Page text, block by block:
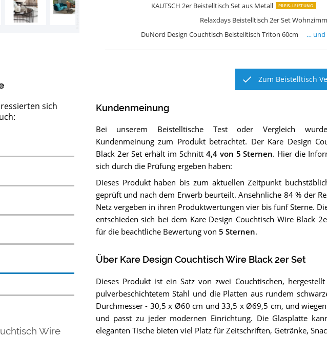
sich
Wire
KAUTSCH 2er Beistelltisch Set aus Metall PREIS-LEISTUNG
Relaxdays Beistelltisch 2er Set
DuNord Design Couchtisch Beistelltisch Triton 60cm … und
Zum Beistelltisch
Kundenmeinung
Bei unserem Beistelltische Test oder Vergleich
Kundenmeinung zum Produkt betrachtet. Der Kare Design
Black 2er Set erhält im Schnitt 4,4von 5 Sternen. Hier die
sich durch die Prüfung ergeben haben:
Dieses Produkt haben bis zum aktuellen Zeitpunkt
geprüft und nach dem Erwerb beurteilt. Ansehnliche 84 % der
Netz vergeben in ihren Produktwertungen vier bis fünf Sterne.
entschieden sich bei dem Kare Design Couchtisch Wire Black
für die beachtliche Bewertung von 5 Sternen.
Über Kare Design Couchtisch Wire Black 2er Set
Dieses Produkt ist ein Satz von zwei Couchtischen,
pulverbeschichtetem Stahl und die Platten aus rundem
Durchmesser - 30,5 x Ø60 cm und 33,5 x Ø69,5 cm, und
und passt zu jeder modernen Einrichtung. Die Glasplatte
eleganten Tische bieten viel Platz für Zeitschriften, Getränke,